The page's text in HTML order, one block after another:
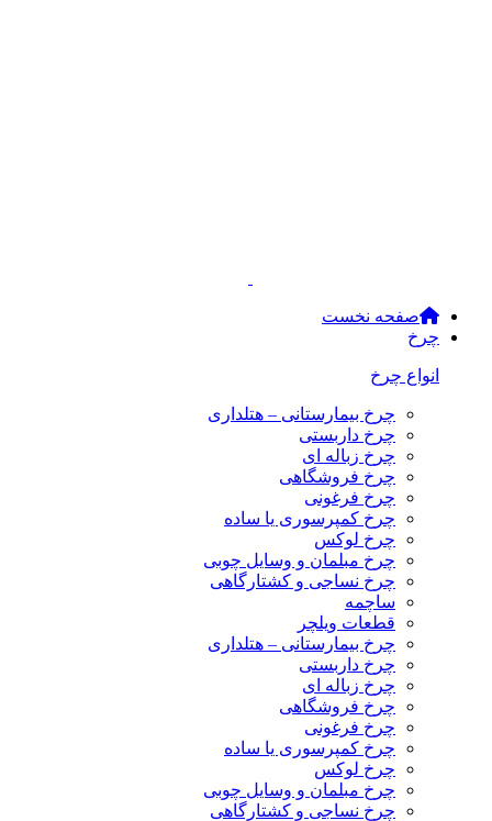
صفحه نخست
چرخ
انواع چرخ
چرخ بیمارستانی – هتلداری
چرخ داربستی
چرخ زباله ای
چرخ فروشگاهی
چرخ فرغونی
چرخ کمپرسوری یا ساده
چرخ لوکس
چرخ مبلمان و وسایل چوبی
چرخ نساجی و کشتارگاهی
ساچمه
قطعات ویلچر
چرخ بیمارستانی – هتلداری
چرخ داربستی
چرخ زباله ای
چرخ فروشگاهی
چرخ فرغونی
چرخ کمپرسوری یا ساده
چرخ لوکس
چرخ مبلمان و وسایل چوبی
چرخ نساجی و کشتارگاهی